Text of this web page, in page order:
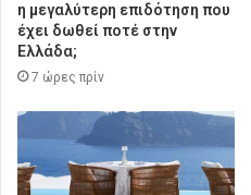
η μεγαλύτερη επιδότηση που
έχει δωθεί ποτέ στην
Ελλάδα;
7 ώρες πρίν